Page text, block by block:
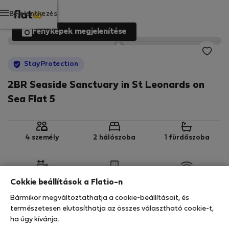
Bejelentkezés
Fényképek megjelenítése
StayProtection
2BR Seaside Sanctuary in St Leonards on
Sea Flat 5
4 személy 2 hálószoba 1 fürdőszoba
StayProtection Stay Benefits
Az ebben az ingatlanban való tartózkodását a
Cokkie beállítások a Flatio-n
Bármikor megváltoztathatja a cookie-beállításait, és
természetesen elutasíthatja az összes választható cookie-t,
ha úgy kívánja.